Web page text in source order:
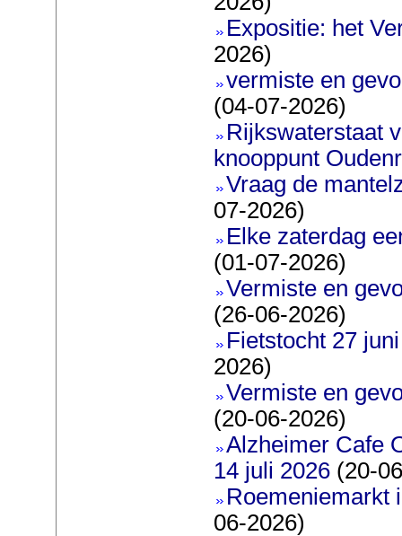
Expositie: het
2026)
vermiste en
(04-07-2026)
Rijkswaterstaat
knooppunt
Vraag de
07-2026)
Elke zaterdag
(01-07-2026)
Vermiste en
(26-06-2026)
Fietstocht 27
2026)
Vermiste en
(20-06-2026)
Alzheimer Cafe
14 juli 2026 (20-
Roemeniemarkt
06-2026)